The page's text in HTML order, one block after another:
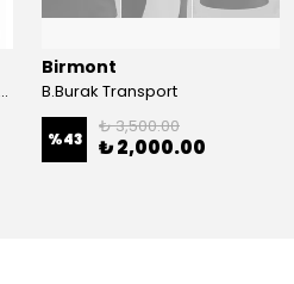
ARS Sıfır Yaka Siyah Baskılı Tişört
Birmont
B.Burak Transport
%43
₺ 3,500.00
₺ 2,000.00